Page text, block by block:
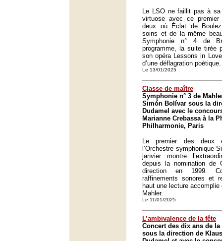
Le LSO ne faillit pas à
virtuose avec ce premier
deux où Éclat de
soins et de la même
Symphonie n° 4 de
programme, la suite tirée
son opéra Lessons in
d’une déflagration poétique.
Le 13/01/2025
Classe de maître
Symphonie n° 3 de
Simón Bolívar sous la
Dudamel avec le
Marianne Crebassa à la
Philharmonie, Paris
Le premier des deux
l’Orchestre symphonique
janvier montre
depuis la nomination de
direction en 1999.
raffinements sonores et
haut une lecture
Mahler.
Le 11/01/2025
L’ambivalence de la fête
Concert des dix ans de
sous la direction de